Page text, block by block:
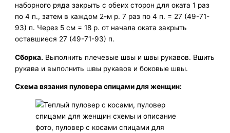
наборного ряда закрыть с обеих сторон для оката 1 раз
по 4 п., затем в каждом 2-м р. 7 раз по 4 п. = 27 (49-71-
93) п. Через 5 см = 18 р. от начала оката закрыть
оставшиеся 27 (49-71-93) п.
Сборка. Выполнить плечевые швы и швы рукавов. Вшить
рукава и выполнить швы рукавов и боковые швы.
Схема вязания пуловера спицами для женщин: